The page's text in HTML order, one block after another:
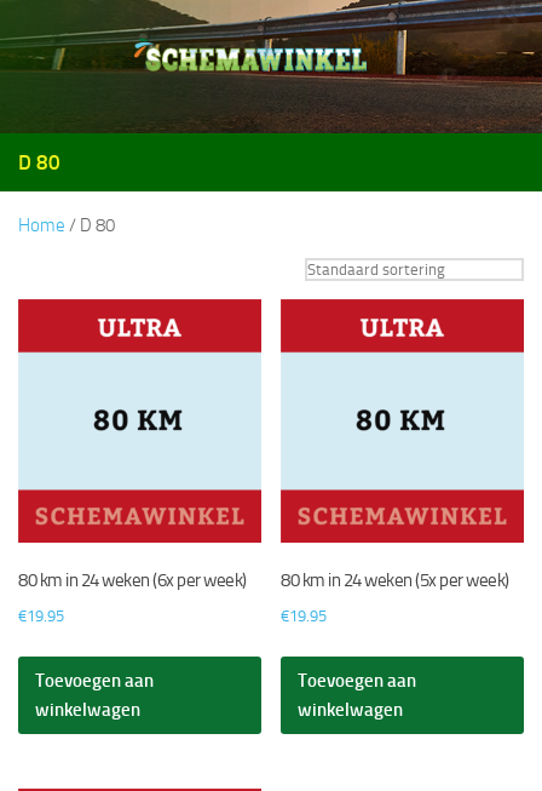
Doorgaan naar inhoud
D 80
Home / D 80
80 km in 24 weken (6x per week)
€19.95
Toevoegen aan
winkelwagen
80 km in 24 weken (5x per week)
€19.95
Toevoegen aan
winkelwagen